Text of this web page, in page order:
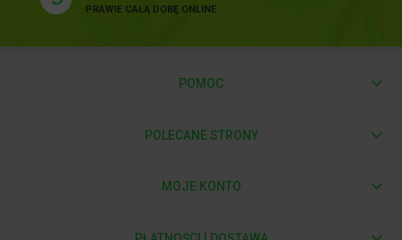
PRAWIE CAŁĄ DOBĘ ONLINE
POMOC
POLECANE STRONY
MOJE KONTO